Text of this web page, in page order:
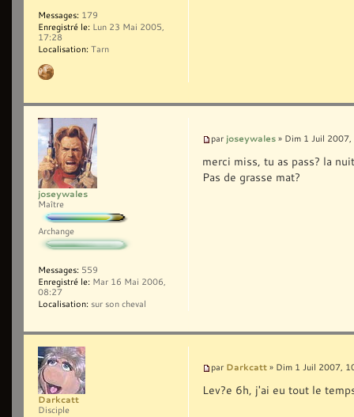
Messages: 179
Enregistré le: Lun 23 Mai 2005,
17:28
Localisation: Tarn
par joseywales » Dim 1 Juil
merci miss, tu as pass? la
Pas de grasse mat?
joseywales
Maître
Archange
Messages: 559
Enregistré le: Mar 16 Mai 2006,
08:27
Localisation: sur son cheval
par Darkcatt » Dim 1 Juil 2007,
Lev?e 6h, j'ai eu tout le
Darkcatt
Disciple